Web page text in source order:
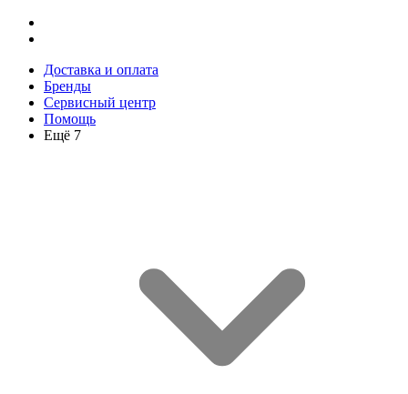
Доставка и оплата
Бренды
Сервисный центр
Помощь
Ещё 7